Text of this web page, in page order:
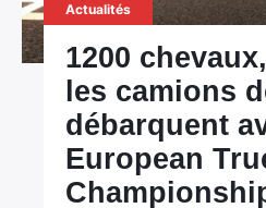
Actualités
1200
les camions
débarquent
European